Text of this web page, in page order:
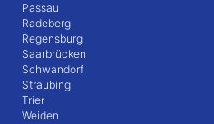
Passau
Radeberg
Regensburg
Saarbrücken
Schwandorf
Straubing
Trier
Weiden